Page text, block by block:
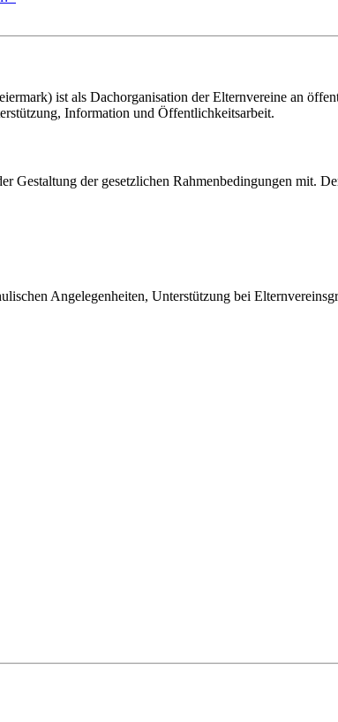
ist als Dachorganisation der Elternvereine an
Information und Öffentlichkeitsarbeit.
der gesetzlichen Rahmenbedingungen mit.
Angelegenheiten, Unterstützung bei